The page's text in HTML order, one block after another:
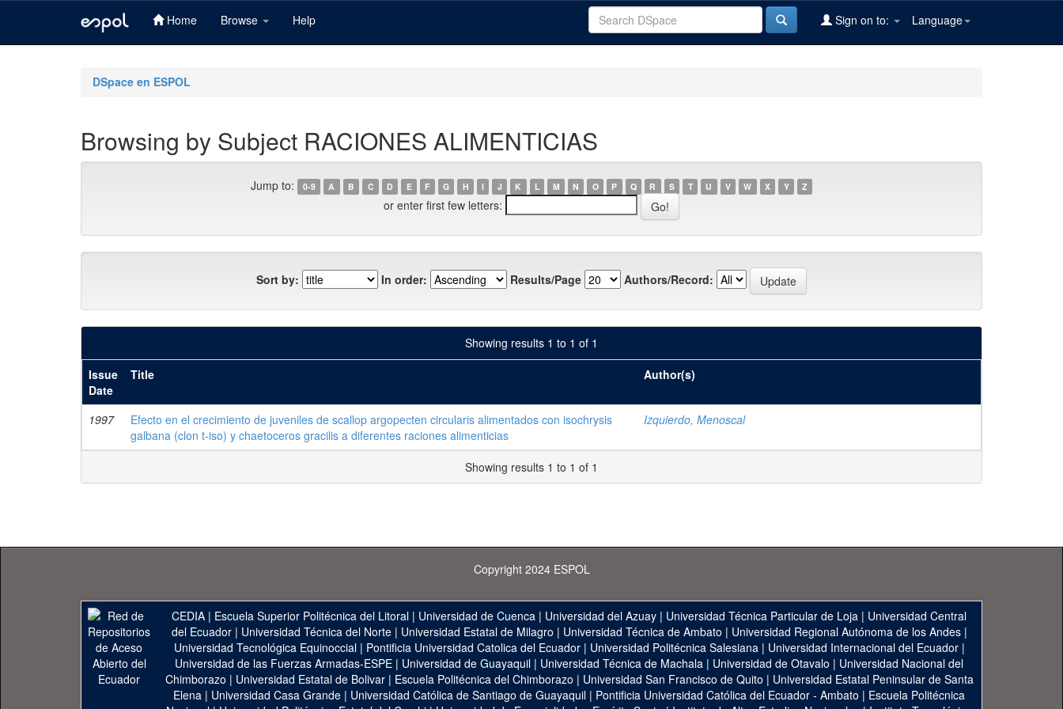
Home Browse Help Language
Sign on to:
DSpace en ESPOL
Browsing by Subject RACIONES ALIMENTICIAS
Jump to: 0-9 A B C D E F G H I J K L M N O P Q R S T U V W X Y Z
or enter first few letters:
Sort by: In order: Results/Page Authors/Record:
Showing results 1 to 1 of 1
Issue
Date
Title Author(s)
1997
Efecto en el crecimiento de juveniles de scallop argopecten circularis alimentados con isochrysis
galbana (clon t-iso) y chaetoceros gracilis a diferentes raciones alimenticias
Izquierdo, Menoscal
Showing results 1 to 1 of 1
Copyright 2024 ESPOL
CEDIA | Escuela Superior Politécnica del Litoral | Universidad de Cuenca | Universidad del Azuay | Universidad Técnica Particular de Loja | Universidad Central
del Ecuador| Universidad Técnica del Norte| Universidad Estatal de Milagro | Universidad Técnica de Ambato | Universidad Regional Autónoma de los Andes|
Universidad Tecnológica Equinoccial| Pontificia Universidad Catolica del Ecuador| Universidad Politécnica Salesiana| Universidad Internacional del Ecuador|
Universidad de las Fuerzas Armadas-ESPE | Universidad de Guayaquil | Universidad Técnica de Machala | Universidad de Otavalo | Universidad Nacional del
Chimborazo | Universidad Estatal de Bolivar| Escuela Politécnica del Chimborazo | Universidad San Francisco de Quito | Universidad Estatal Peninsular de Santa
Elena | Universidad Casa Grande | Universidad Católica de Santiago de Guayaquil | Pontificia Universidad Católica del Ecuador - Ambato | Escuela Politécnica